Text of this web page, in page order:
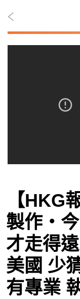
時事
觀點
博客
投票
【HKG
製作‧今
才走得
美國 少
有專業